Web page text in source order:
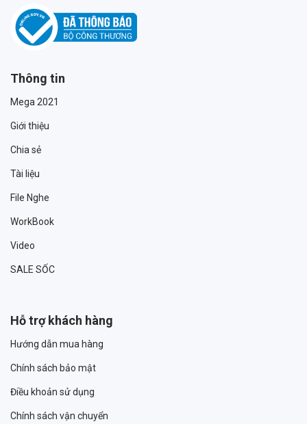
Thông tin
Mega 2021
Giới thiệu
Chia sẻ
Tài liệu
File Nghe
WorkBook
Video
SALE SỐC
Hỗ trợ khách hàng
Hướng dẫn mua hàng
Chính sách bảo mật
Điều khoản sử dụng
Chính sách vận chuyển